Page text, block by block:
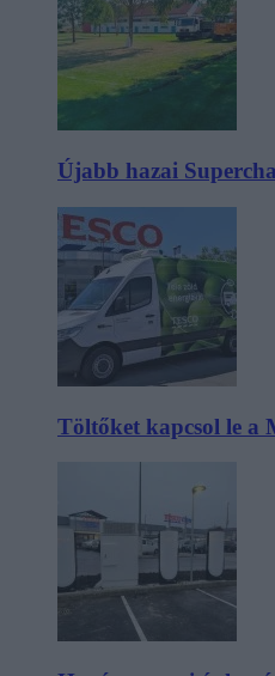
Újabb hazai
Töltőket kapcsol le a